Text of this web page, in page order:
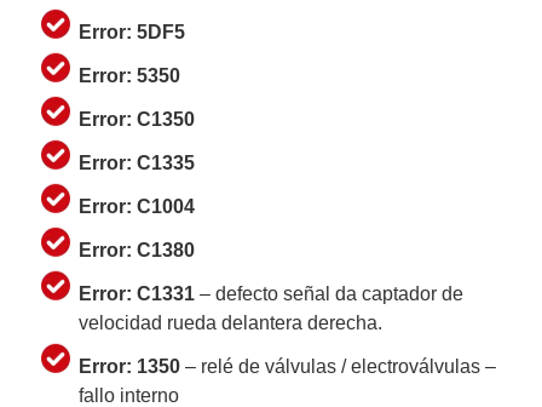
Error: 5DF5
Error: 5350
Error: C1350
Error: C1335
Error: C1004
Error: C1380
Error: C1331 – defecto señal da captador de
velocidad rueda delantera derecha.
Error: 1350 – relé de válvulas / electroválvulas –
fallo interno